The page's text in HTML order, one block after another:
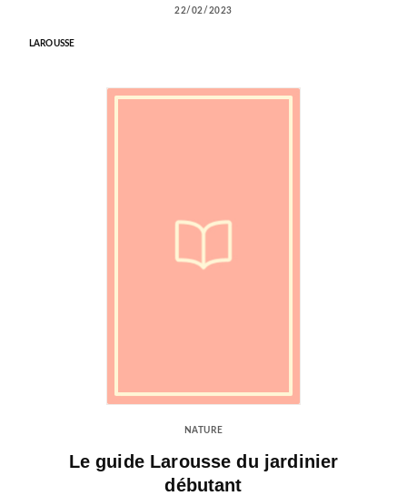
22/02/2023
LAROUSSE
NATURE
Le guide Larousse du jardinier
débutant